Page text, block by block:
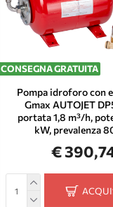
CONSEGNA GRATUITA
Pompa idroforo con
Gmax AUTOJET
portata 1,8 m³/h,
kW, prevalenza
€